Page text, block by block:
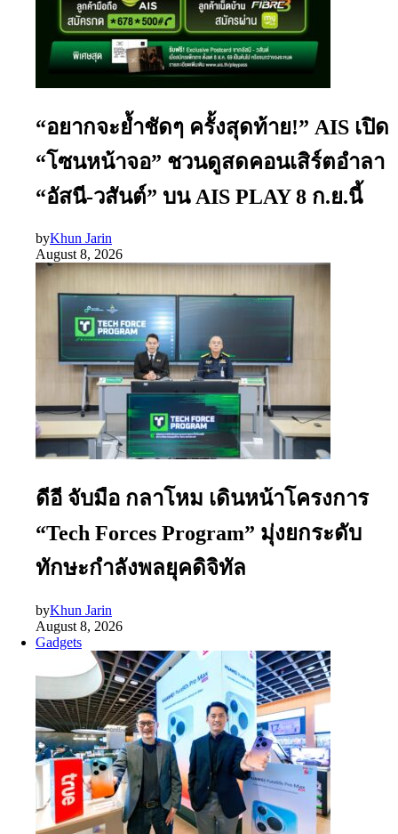
“อยากจะย้ำชัดๆ ครั้งสุดท้าย!” AIS เปิด
“โซนหน้าจอ” ชวนดูสดคอนเสิร์ตอำลา
“อัสนี-วสันต์” บน AIS PLAY 8 ก.ย.นี้
byKhun Jarin
August 8, 2026
ดีอี จับมือ กลาโหม เดินหน้าโครงการ
“Tech Forces Program” มุ่งยกระดับ
ทักษะกำลังพลยุคดิจิทัล
byKhun Jarin
August 8, 2026
Gadgets